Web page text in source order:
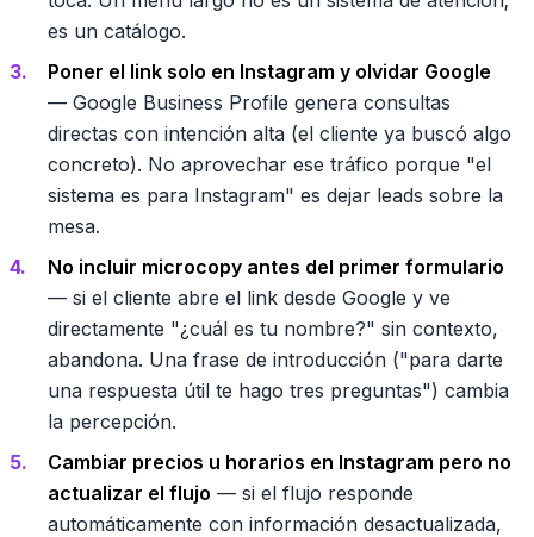
es un catálogo.
Poner el link solo en Instagram y olvidar Google
— Google Business Profile genera consultas
directas con intención alta (el cliente ya buscó algo
concreto). No aprovechar ese tráfico porque "el
sistema es para Instagram" es dejar leads sobre la
mesa.
No incluir microcopy antes del primer formulario
— si el cliente abre el link desde Google y ve
directamente "¿cuál es tu nombre?" sin contexto,
abandona. Una frase de introducción ("para darte
una respuesta útil te hago tres preguntas") cambia
la percepción.
Cambiar precios u horarios en Instagram pero no
actualizar el flujo — si el flujo responde
automáticamente con información desactualizada,